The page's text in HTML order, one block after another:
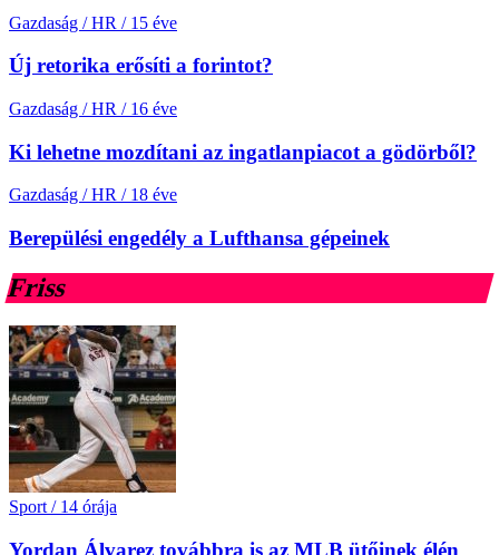
Gazdaság / HR / 15 éve
Új retorika erősíti a forintot?
Gazdaság / HR / 16 éve
Ki lehetne mozdítani az ingatlanpiacot a gödörből?
Gazdaság / HR / 18 éve
Berepülési engedély a Lufthansa gépeinek
Friss
Sport / 14 órája
Yordan Álvarez továbbra is az MLB ütőinek élén